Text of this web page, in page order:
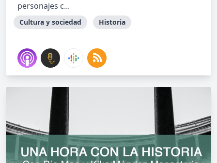
personajes c...
Cultura y sociedad Historia